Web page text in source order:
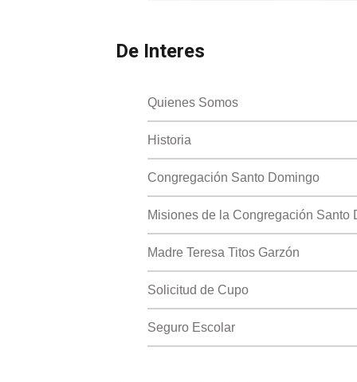
De Interes
Quienes Somos
Historia
Congregación Santo Domingo
Misiones de la Congregación Santo
Madre Teresa Titos Garzón
Solicitud de Cupo
Seguro Escolar